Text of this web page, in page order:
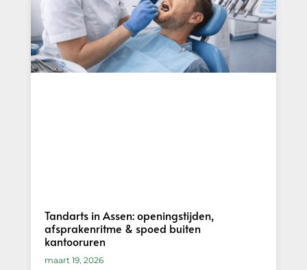
Tandarts in Assen: openingstijden,
afsprakenritme & spoed buiten
kantooruren
maart 19, 2026